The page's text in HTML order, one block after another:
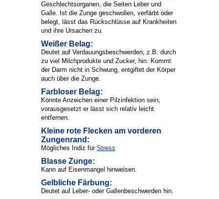
Geschlechtsorganen, die Seiten Leber und
Galle. Ist die Zunge geschwollen, verfärbt oder
belegt, lässt das Rückschlüsse auf Krankheiten
und ihre Ursachen zu.
Weißer Belag:
Deutet auf Verdauungsbeschwerden, z.B. durch
zu viel Milchprodukte und Zucker, hin. Kommt
der Darm nicht in Schwung, entgiftet der Körper
auch über die Zunge.
Farbloser Belag:
Könnte Anzeichen einer Pilzinfektion sein,
vorausgesetzt er lässt sich relativ leicht
entfernen.
Kleine rote Flecken am vorderen
Zungenrand:
Mögliches Indiz für Stress
Blasse Zunge:
Kann auf Eisenmangel hinweisen.
Gelbliche Färbung:
Deutet auf Leber- oder Gallenbeschwerden hin.